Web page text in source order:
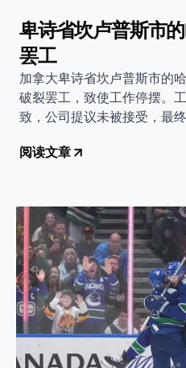
卑诗省坎卢普斯市
罢工
加拿大卑诗省坎卢普斯市的
破裂罢工，致使工作停摆。
致，公司提议未被接受，最
阅读文章